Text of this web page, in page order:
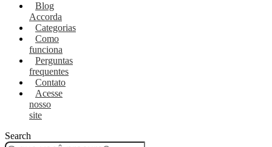
Blog
Accorda
Categorias
Como
funciona
Perguntas
frequentes
Contato
Acesse
nosso
site
Search